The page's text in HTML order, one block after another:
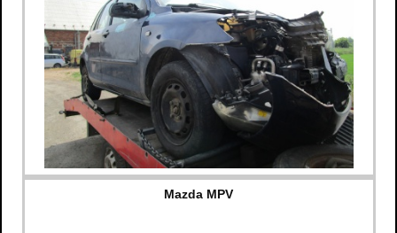
Mazda MPV